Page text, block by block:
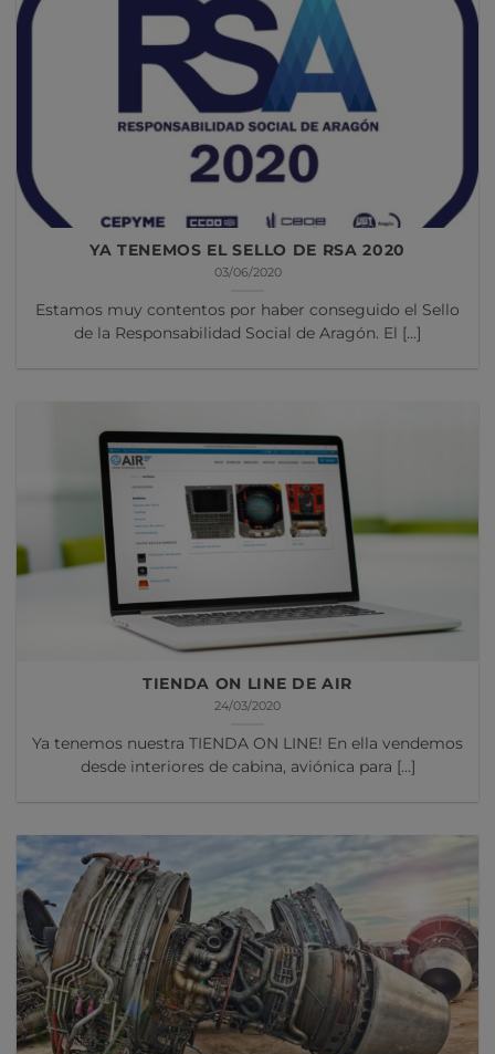
YA TENEMOS EL SELLO DE RSA 2020
03/06/2020
Estamos muy contentos por haber conseguido el Sello
de la Responsabilidad Social de Aragón. El [...]
TIENDA ON LINE DE AIR
24/03/2020
Ya tenemos nuestra TIENDA ON LINE! En ella vendemos
desde interiores de cabina, aviónica para [...]